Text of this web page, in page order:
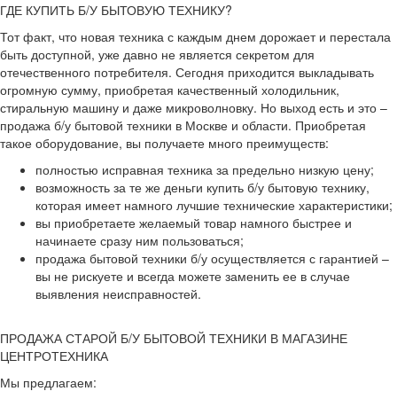
ГДЕ КУПИТЬ Б/У БЫТОВУЮ ТЕХНИКУ?
Тот факт, что новая техника с каждым днем дорожает и перестала
быть доступной, уже давно не является секретом для
отечественного потребителя. Сегодня приходится выкладывать
огромную сумму, приобретая качественный холодильник,
стиральную машину и даже микроволновку. Но выход есть и это –
продажа б/у бытовой техники в Москве и области. Приобретая
такое оборудование, вы получаете много преимуществ:
полностью исправная техника за предельно низкую цену;
возможность за те же деньги купить б/у бытовую технику,
которая имеет намного лучшие технические характеристики;
вы приобретаете желаемый товар намного быстрее и
начинаете сразу ним пользоваться;
продажа бытовой техники б/у осуществляется с гарантией –
вы не рискуете и всегда можете заменить ее в случае
выявления неисправностей.
ПРОДАЖА СТАРОЙ Б/У БЫТОВОЙ ТЕХНИКИ В МАГАЗИНЕ
ЦЕНТРОТЕХНИКА
Мы предлагаем: